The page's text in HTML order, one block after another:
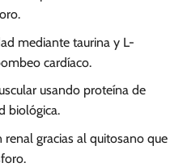
S/.
106.60
hasta
S/.
277.50
mediante taurina y L-
cardíaco.
usando proteína de
biológica.
renal gracias al quitosano que